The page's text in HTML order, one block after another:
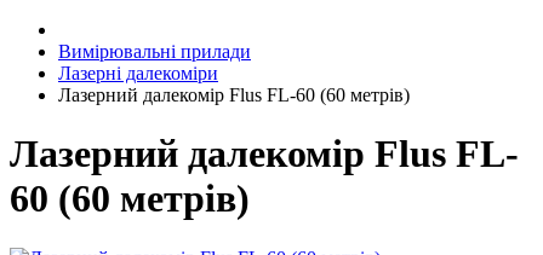
Вимірювальні прилади
Лазерні далекоміри
Лазерний далекомір Flus FL-60 (60 метрів)
Лазерний далекомір Flus FL-
60 (60 метрів)